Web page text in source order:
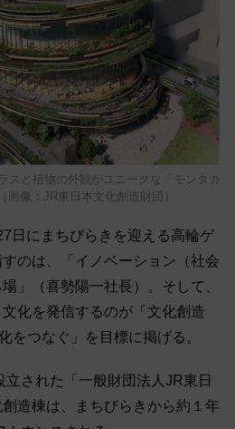
スと植物の外観がユニークな「モンタカ
画像：JR東日本文化創造財団）
日にまちびらきを迎える高輪ゲ
のは、「イノベーション（社会
」（喜勢陽一社長）。そして、
化を発信するのが「文化創造
をつなぐ」を目標に掲げる。
された「一般財団法人JR東日
造棟は、まちびらきから約１年